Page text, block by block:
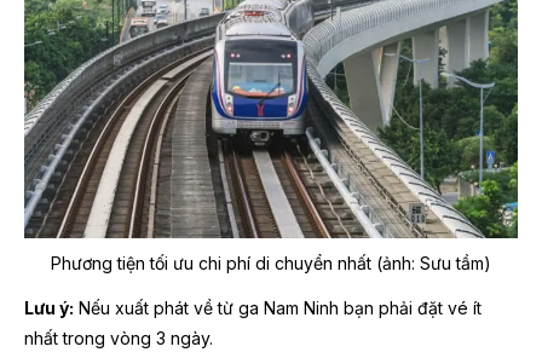
Phương tiện tối ưu chi phí di chuyển nhất (ảnh: Sưu tầm)
Lưu ý: Nếu xuất phát về từ ga Nam Ninh bạn phải đặt vé ít
nhất trong vòng 3 ngày.